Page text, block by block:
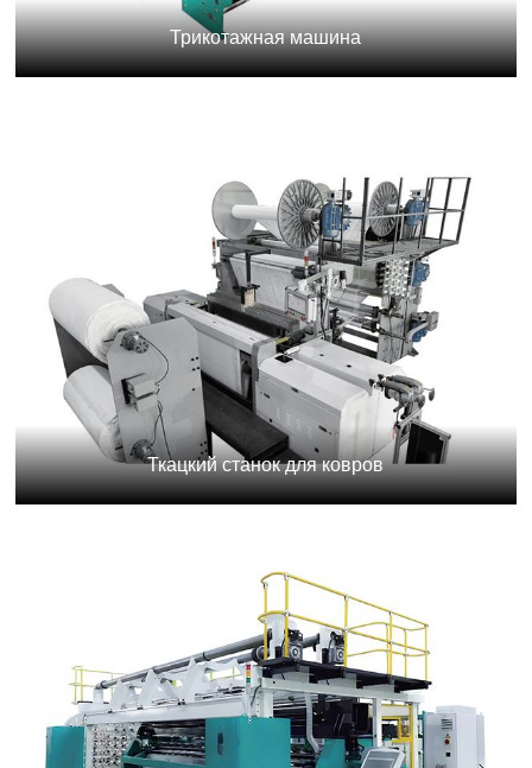
Трикотажная машина
Ткацкий станок для ковров